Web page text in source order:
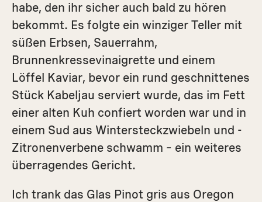
habe, den ihr sicher auch bald zu hören
bekommt. Es folgte ein winziger Teller mit
süßen Erbsen, Sauerrahm,
Brunnenkressevinaigrette und einem
Löffel Kaviar, bevor ein rund geschnittenes
Stück Kabeljau serviert wurde, das im Fett
einer alten Kuh confiert worden war und in
einem Sud aus Wintersteckzwiebeln und ­
Zitronenverbene schwamm – ein weiteres
überragendes Gericht.
Ich trank das Glas Pinot gris aus Oregon